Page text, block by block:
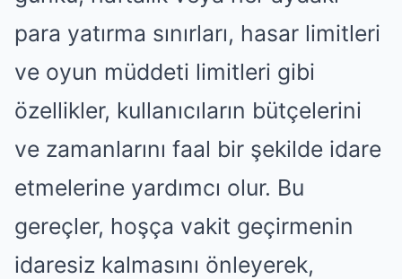
para yatırma sınırları, hasar limitleri
ve oyun müddeti limitleri gibi
özellikler, kullanıcıların bütçelerini
ve zamanlarını faal bir şekilde idare
etmelerine yardımcı olur. Bu
gereçler, hoşça vakit geçirmenin
idaresiz kalmasını önleyerek,